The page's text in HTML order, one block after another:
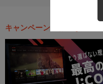
キャンペーン・お得な情報